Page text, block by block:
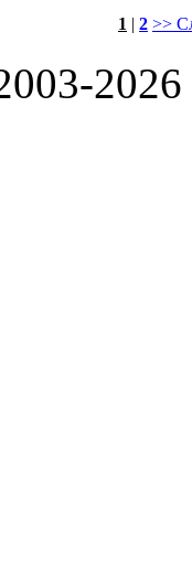
1 | 2 >>
2026